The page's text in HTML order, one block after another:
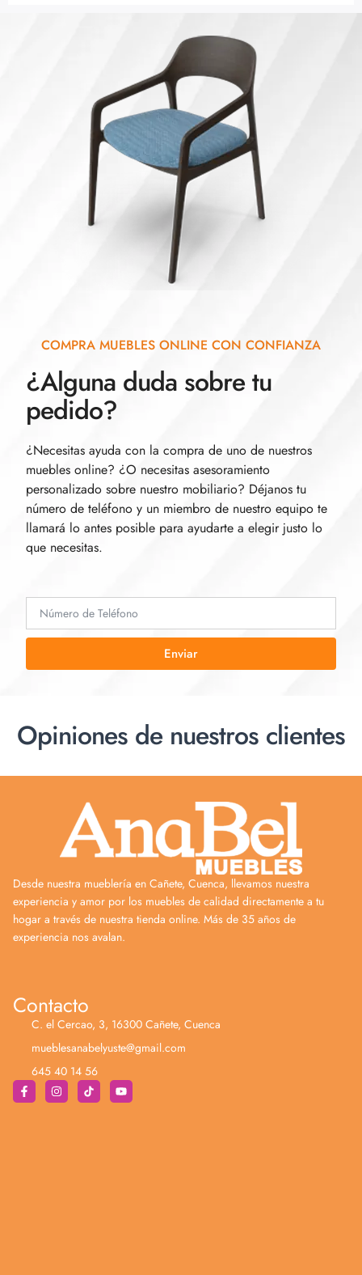
COMPRA MUEBLES ONLINE CON CONFIANZA
¿Alguna duda sobre tu
pedido?
¿Necesitas ayuda con la compra de uno de nuestros
muebles online? ¿O necesitas asesoramiento
personalizado sobre nuestro mobiliario? Déjanos tu
número de teléfono y un miembro de nuestro equipo te
llamará lo antes posible para ayudarte a elegir justo lo
que necesitas.
Enviar
Opiniones de nuestros clientes
Desde nuestra mueblería en Cañete, Cuenca, llevamos nuestra
experiencia y amor por los muebles de calidad directamente a tu
hogar a través de nuestra tienda online. Más de 35 años de
experiencia nos avalan.
Contacto
C. el Cercao, 3, 16300 Cañete, Cuenca
mueblesanabelyuste@gmail.com
645 40 14 56